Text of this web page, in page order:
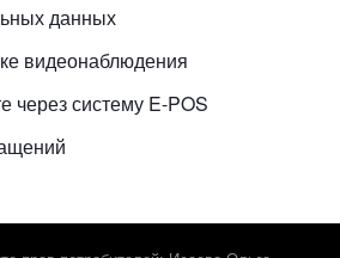
данных
видеонаблюдения
через систему E-POS